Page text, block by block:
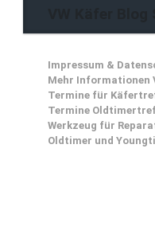
Impressum &
Mehr Informationen
Termine für
Termine
Werkzeug für
Oldtimer und